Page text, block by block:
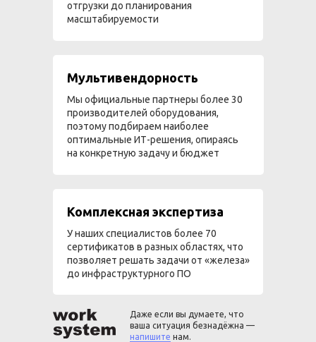
Мультивендорность
Мы официальные партнеры более 30
производителей оборудования,
поэтому подбираем наиболее
оптимальные ИТ-решения, опираясь
на конкретную задачу и бюджет
Комплексная экспертиза
У наших специалистов более 70
сертификатов в разных областях, что
позволяет решать задачи от «железа»
до инфраструктурного ПО
отгрузки до планирования
масштабируемости
Даже если вы думаете, что
ваша ситуация безнадёжна —
напишите нам.